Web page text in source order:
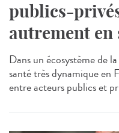
publics-
autrement en
Dans un écosystème de
santé très dynamique en
entre acteurs publics et